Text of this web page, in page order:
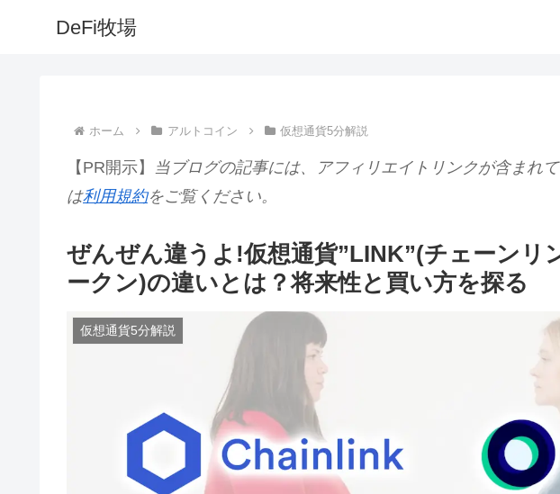
DeFi牧場
ホーム アルトコイン 仮想通貨5分解説
【PR開示】
当ブログの記事には、アフィリエイトリンクが含まれ
は利用規約をご覧ください。
ぜんぜん違うよ!仮想通貨”LINK”(チェーンリ
ークン)の違いとは？将来性と買い方を探る
仮想通貨5分解説